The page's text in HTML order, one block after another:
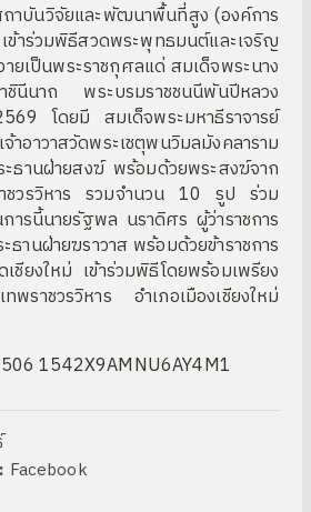
นวิจัยและพัฒนาพื้นที่สูง (องค์การ
าร่วมพิธีสวดพระพุทธมนต์และเจริญ
ยเป็นพระราชกุศลแด่ สมเด็จพระนาง
นีนาถ พระบรมราชชนนีพันปีหลวง
โดยมี สมเด็จพระมหาธีราจารย์
าอาวาสวัดพระเชตุพนวิมลมังคลาราม
ะธานฝ่ายสงฆ์ พร้อมด้วยพระสงฆ์จาก
ชวรวิหาร รวมจำนวน 10 รูป ร่วม
รนี้นายรัฐพล นราดิศร ผู้ว่าราชการ
ธานฝ่ายฆราวาส พร้อมด้วยข้าราชการ
ชียงใหม่ เข้าร่วมพิธีโดยพร้อมเพรียง
ราชวรวิหาร อำเภอเมืองเชียงใหม่
Facebook